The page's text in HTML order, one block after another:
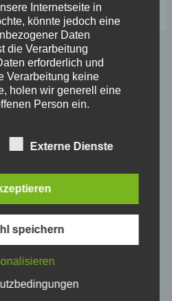
Der
ist
€
Internetseite in
könnte jedoch eine
Daten
die Verarbeitung
erforderlich und
Verarbeitung keine
holen wir generell eine
Person ein.
der Anschrift, E-Mail-
und in
für uns geltenden
möchte unser
Daten
betroffene Personen
Externe Dienste
speichern